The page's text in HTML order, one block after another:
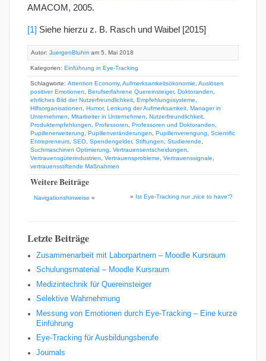
AMACOM, 2005.
[1] Siehe hierzu z. B. Rasch und Waibel [2015]
Autor: JuergenBluhm am 5. Mai 2018
Kategorien: Einführung in Eye-Tracking
Schlagworte: Attention Economy, Aufmerksamkeitsökonomie Auslösen
positiver Emotionen
Berufserfahrene Quereinsteiger, Doktoranden
ehrliches Bild der Nutzerfreundlichkeit Empfehlungssysteme
Hilfsorganisationen
Humor, Lenkung der Aufmerksamkeit Manager in
Unternehmen
Mitarbeiter in Unternehmen Nutzerfreundlichkeit
Produktempfehlungen
Professoren Professoren und Doktoranden
Pupillenerweiterung
Pupillenveränderungen Pupillenverengung
Scientific
Entrepreneurs SEO Spendengelder, Stiftungen Studierende
Suchmaschinen Optimierung
Vertrauensentscheidungen
Vertrauensgüterindustrien
Vertrauensprobleme Vertrauenssignale
vertrauensstiftende Maßnahmen
Weitere Beiträge
Navigationshinweise « » Ist Eye-Tracking nur „nice to have“?
Letzte Beiträge
Zusammenarbeit mit Laborpartnern – Moodle Kursraum
Schulungsmaterial – Moodle Kursraum
Medizintechnik für Quereinsteiger
Selektive Wahrnehmung
Messung von Emotionen durch Eye-Tracking – Eine kurze
Einführung
Eye-Tracking für Ausbildungsberufe
Journals